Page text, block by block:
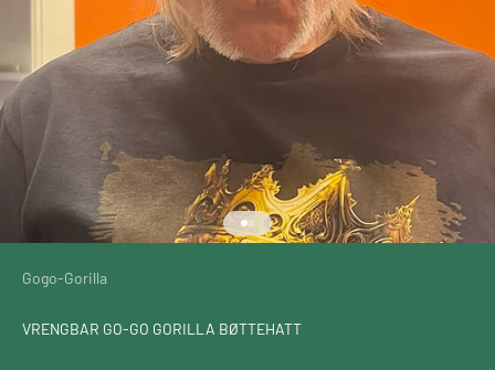
Gå til element 1
Gå til element 2
Gogo-Gorilla
VRENGBAR GO-GO GORILLA BØTTEHATT